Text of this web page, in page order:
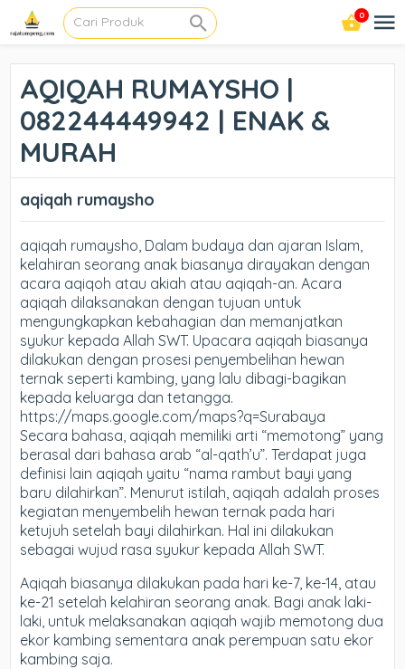
0
AQIQAH RUMAYSHO |
082244449942 | ENAK &
MURAH
aqiqah rumaysho
aqiqah rumaysho, Dalam budaya dan ajaran Islam,
kelahiran seorang anak biasanya dirayakan dengan
acara aqiqoh atau akiah atau aqiqah-an. Acara
aqiqah dilaksanakan dengan tujuan untuk
mengungkapkan kebahagian dan memanjatkan
syukur kepada Allah SWT. Upacara aqiqah biasanya
dilakukan dengan prosesi penyembelihan hewan
ternak seperti kambing, yang lalu dibagi-bagikan
kepada keluarga dan tetangga.
https://maps.google.com/maps?q=Surabaya
Secara bahasa, aqiqah memiliki arti “memotong” yang
berasal dari bahasa arab “al-qath’u”. Terdapat juga
definisi lain aqiqah yaitu “nama rambut bayi yang
baru dilahirkan”. Menurut istilah, aqiqah adalah proses
kegiatan menyembelih hewan ternak pada hari
ketujuh setelah bayi dilahirkan. Hal ini dilakukan
sebagai wujud rasa syukur kepada Allah SWT.
Aqiqah biasanya dilakukan pada hari ke-7, ke-14, atau
ke-21 setelah kelahiran seorang anak. Bagi anak laki-
laki, untuk melaksanakan aqiqah wajib memotong dua
ekor kambing sementara anak perempuan satu ekor
kambing saja.